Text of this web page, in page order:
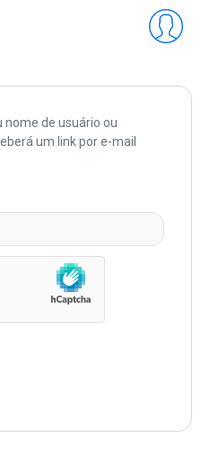
nome de usuário ou
um link por e-mail